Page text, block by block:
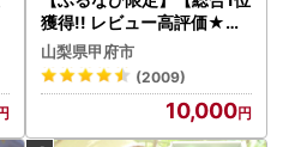
獲得!! レビュー高評価★】
〈2026年度配送分〉山梨
県産 シャインマスカット 2
～3房（1.0kg以上）シャイ
ン フルーツ FN-Limited-S
P
山梨県甲府市
(2009)
10,000